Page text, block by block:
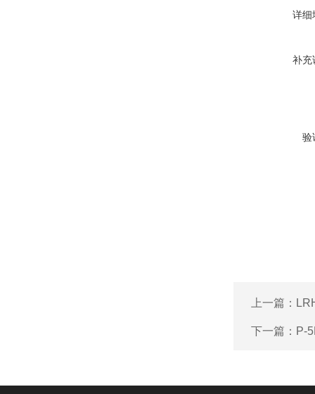
详细
补充
验
上一篇：
下一篇： P-